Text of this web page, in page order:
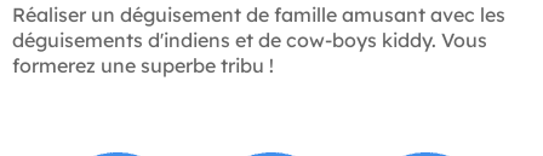
Réaliser un déguisement de famille amusant avec les
déguisements d'indiens et de cow-boys kiddy. Vous
formerez une superbe tribu !